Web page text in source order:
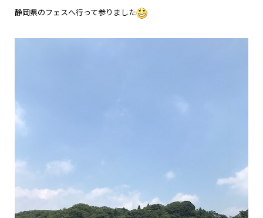
静岡県のフェスへ行って参りました